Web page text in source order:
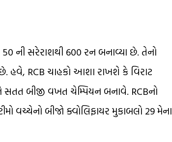
ની સરેરાશથી 600 રન બનાવ્યા છે. તેનો
હવે, RCB ચાહકો આશા રાખશે કે વિરાટ
સતત બીજી વખત ચેમ્પિયન બનાવે. RCBનો
વચ્ચેનો બીજો ક્વોલિફાયર મુકાબલો 29 મેના